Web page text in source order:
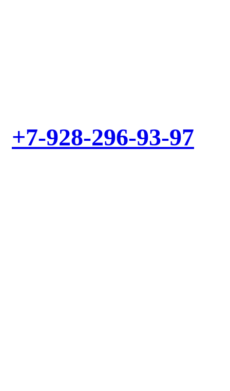
+7-928-296-93-97